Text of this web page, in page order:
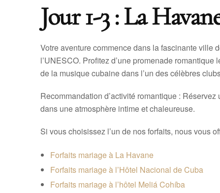
Jour 1-3 : La
Votre aventure commence dans la fascinante ville
l’UNESCO. Profitez d’une promenade
de la musique cubaine dans l’un des célèbres
Recommandation d’activité romantique :
dans une atmosphère intime et chaleureuse.
Si vous choisissez l’un de nos forfaits, nous vous
Forfaits mariage à La Havane
Forfaits mariage à l’Hôtel Nacional de Cuba
Forfaits mariage à l’hôtel Meliá Cohíba